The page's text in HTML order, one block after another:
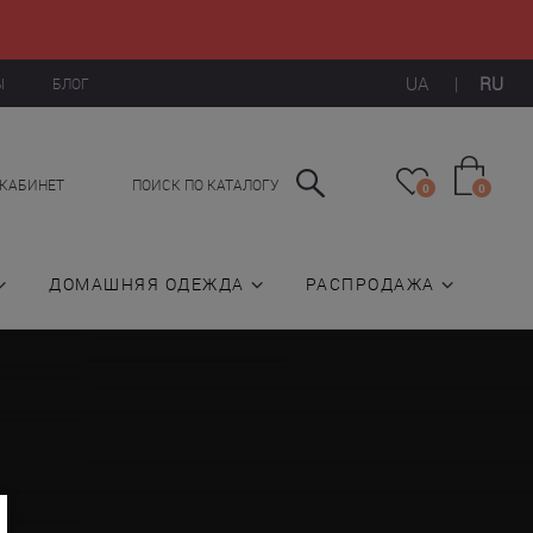
UA | RU
БЛОГ
ПОИСК ПО КАТАЛОГУ 0 0
ДОМАШНЯЯ ОДЕЖДА РАСПРОДАЖА